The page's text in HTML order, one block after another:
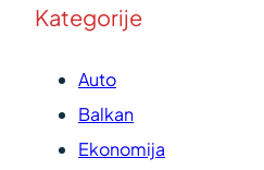
Kategorije
Auto
Balkan
Ekonomija